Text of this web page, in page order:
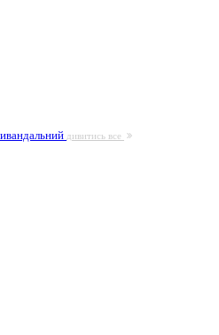
дивитись все